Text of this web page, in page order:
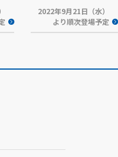
2022年9月21日（水）
より順次登場予定